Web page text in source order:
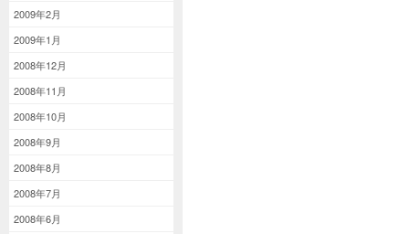
2009年2月
2009年1月
2008年12月
2008年11月
2008年10月
2008年9月
2008年8月
2008年7月
2008年6月